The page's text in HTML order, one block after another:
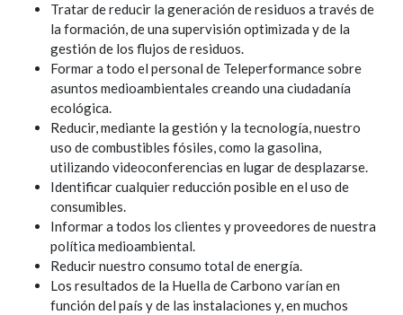
Tratar de reducir la generación de residuos a través de
la formación, de una supervisión optimizada y de la
gestión de los flujos de residuos.
Formar a todo el personal de Teleperformance sobre
asuntos medioambientales creando una ciudadanía
ecológica.
Reducir, mediante la gestión y la tecnología, nuestro
uso de combustibles fósiles, como la gasolina,
utilizando videoconferencias en lugar de desplazarse.
Identificar cualquier reducción posible en el uso de
consumibles.
Informar a todos los clientes y proveedores de nuestra
política medioambiental.
Reducir nuestro consumo total de energía.
Los resultados de la Huella de Carbono varían en
función del país y de las instalaciones y, en muchos